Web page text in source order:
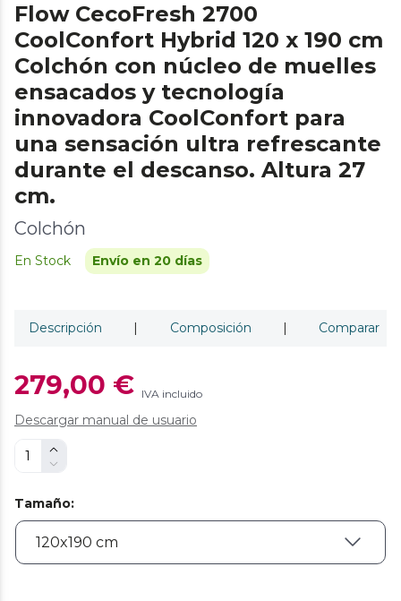
Flow CecoFresh 2700
CoolConfort Hybrid 120 x 190 cm
Colchón con núcleo de muelles
ensacados y tecnología
innovadora CoolConfort para
una sensación ultra refrescante
durante el descanso. Altura 27
cm.
Colchón
En Stock Envío en 20 días
Descripción | Composición | Comparar
279,00 € IVA incluido
Descargar manual de usuario
Tamaño: